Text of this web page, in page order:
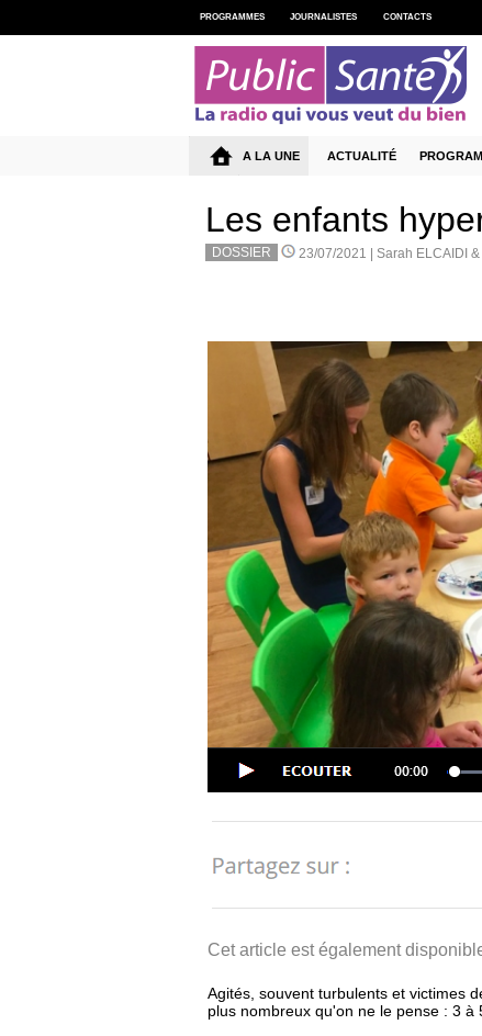
Les enfants
DOSSIER 23/07/2021 | Sarah ELCAIDI
Cet article est également
Agités, souvent turbulents et victimes
plus nombreux qu'on ne le pense : 3 à
PROGRAMMES JOURNALISTES CONTACTS
A LA UNE ACTUALITÉ